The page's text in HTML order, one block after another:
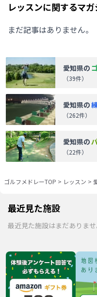
レッスンに関するマガ
まだ記事はありません。
愛知県の
（39件）
愛知県の
（262件）
愛知県の
（22件）
ゴルフメドレーTOP > レッスン >
最近見た施設
最近見た施設はまだありませ